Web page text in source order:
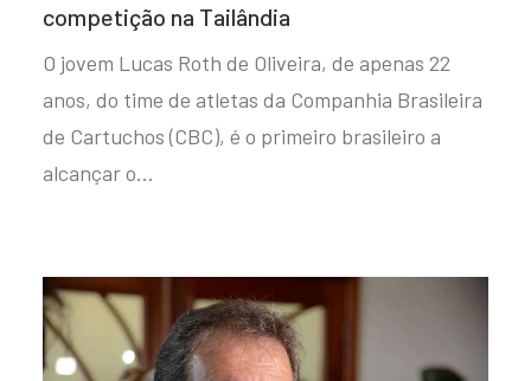
competição na Tailândia
O jovem Lucas Roth de Oliveira, de apenas 22
anos, do time de atletas da Companhia Brasileira
de Cartuchos (CBC), é o primeiro brasileiro a
alcançar o…